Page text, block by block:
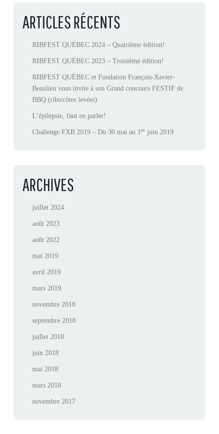
ARTICLES RÉCENTS
RIBFEST QUÉBEC 2024 – Quatrième édition!
RIBFEST QUÉBEC 2023 – Troisième édition!
RIBFEST QUÉBEC et Fondation François-Xavier-
Beaulieu vous invite à son Grand concours FESTIF de
BBQ (ribs/côtes levées)
L’épilepsie, faut en parler!
Challenge FXB 2019 – Du 30 mai au 1er juin 2019
ARCHIVES
juillet 2024
août 2023
août 2022
mai 2019
avril 2019
mars 2019
novembre 2018
septembre 2018
juillet 2018
juin 2018
mai 2018
mars 2018
novembre 2017